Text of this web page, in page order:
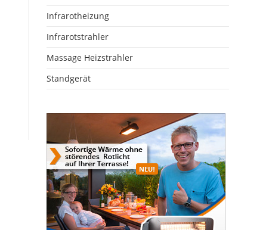
Infrarotheizung
Infrarotstrahler
Massage Heizstrahler
Standgerät